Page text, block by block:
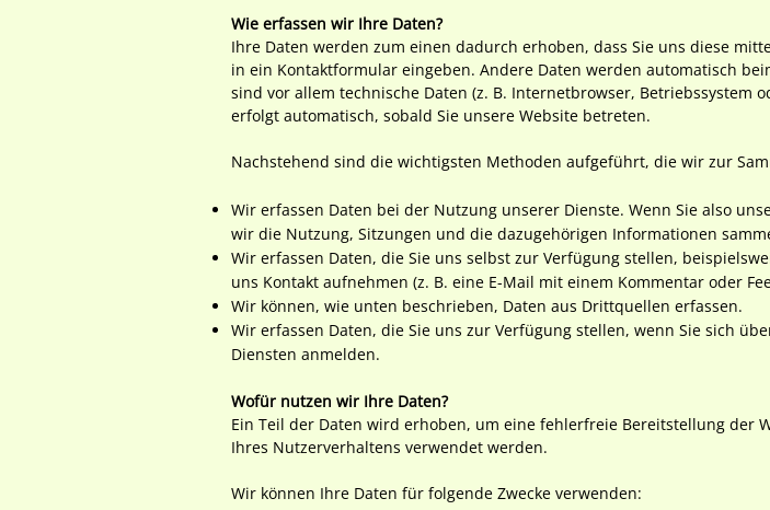
Wie erfassen wir Ihre Daten?
Ihre Daten werden zum einen dadurch erhoben, dass Sie uns diese
in ein Kontaktformular eingeben. Andere Daten werden automatisch
sind vor allem technische Daten (z. B. Internetbrowser, Betriebssystem
erfolgt automatisch, sobald Sie unsere Website betreten.
Nachstehend sind die wichtigsten Methoden aufgeführt, die wir zur
Wir erfassen Daten bei der Nutzung unserer Dienste. Wenn Sie also
wir die Nutzung, Sitzungen und die dazugehörigen Informationen
Wir erfassen Daten, die Sie uns selbst zur Verfügung stellen,
uns Kontakt aufnehmen (z. B. eine E-Mail mit einem Kommentar oder
Wir können, wie unten beschrieben, Daten aus Drittquellen erfassen.
Wir erfassen Daten, die Sie uns zur Verfügung stellen, wenn Sie sich
Diensten anmelden.
Wofür nutzen wir Ihre Daten?
Ein Teil der Daten wird erhoben, um eine fehlerfreie Bereitstellung der
Ihres Nutzerverhaltens verwendet werden.
Wir können Ihre Daten für folgende Zwecke verwenden: